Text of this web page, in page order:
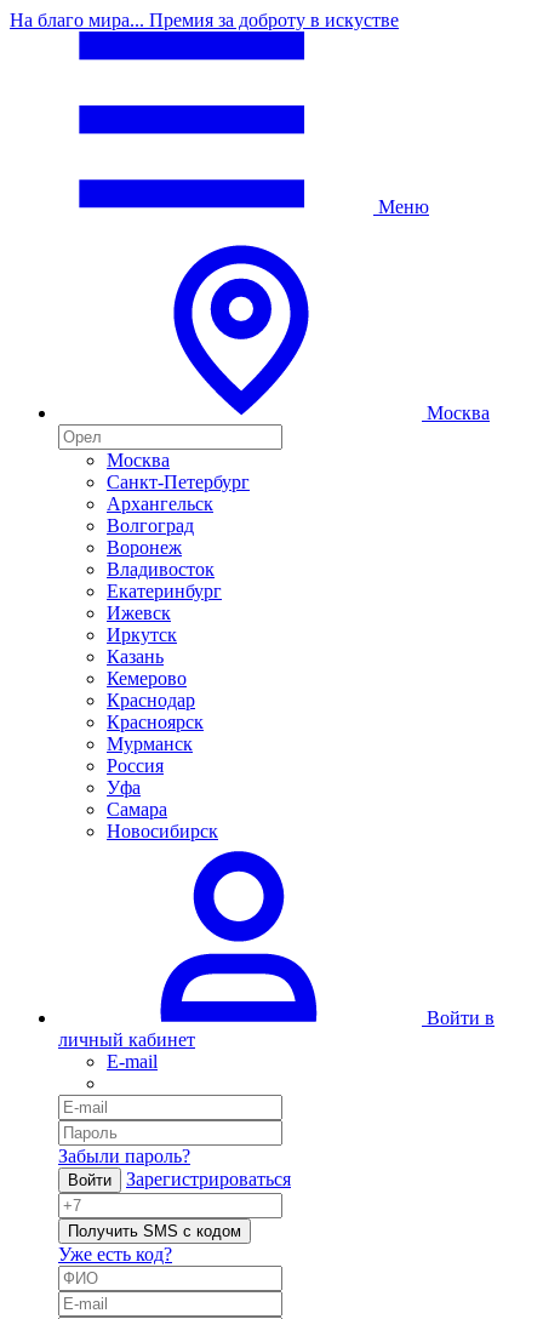
На благо мира... Премия за доброту в искустве
Меню
Москва
Москва
Санкт-Петербург
Архангельск
Волгоград
Воронеж
Владивосток
Екатеринбург
Ижевск
Иркутск
Казань
Кемерово
Краснодар
Красноярск
Мурманск
Россия
Уфа
Самара
Новосибирск
Войти в
личный кабинет
E-mail
Забыли пароль?
Войти Зарегистрироваться
Получить SMS с кодом
Уже есть код?